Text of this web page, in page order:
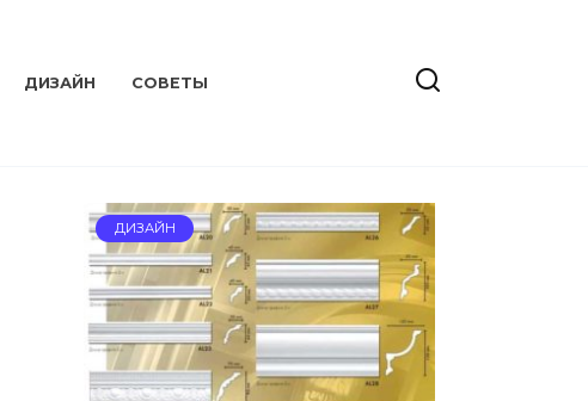
ДИЗАЙН СОВЕТЫ
ДИЗАЙН